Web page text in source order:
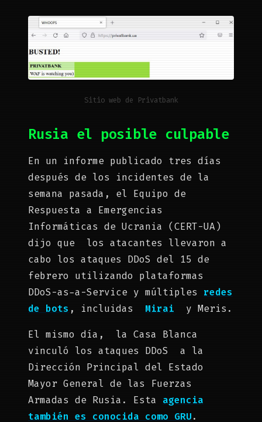
Sitio web de Privatbank
Rusia el posible culpable
En un informe publicado tres días
después de los incidentes de la
semana pasada, el Equipo de
Respuesta a Emergencias
Informáticas de Ucrania (CERT-UA)
dijo que los atacantes llevaron a
cabo los ataques DDoS del 15 de
febrero utilizando plataformas
DDoS-as-a-Service y múltiples redes
de bots , incluidas Mirai y Meris.
El mismo día, la Casa Blanca
vinculó los ataques DDoS a la
Dirección Principal del Estado
Mayor General de las Fuerzas
Armadas de Rusia. Esta agencia
también es conocida como GRU.